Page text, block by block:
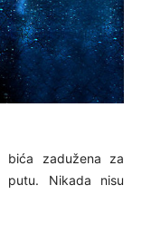
bića zadužena za
putu. Nikada nisu